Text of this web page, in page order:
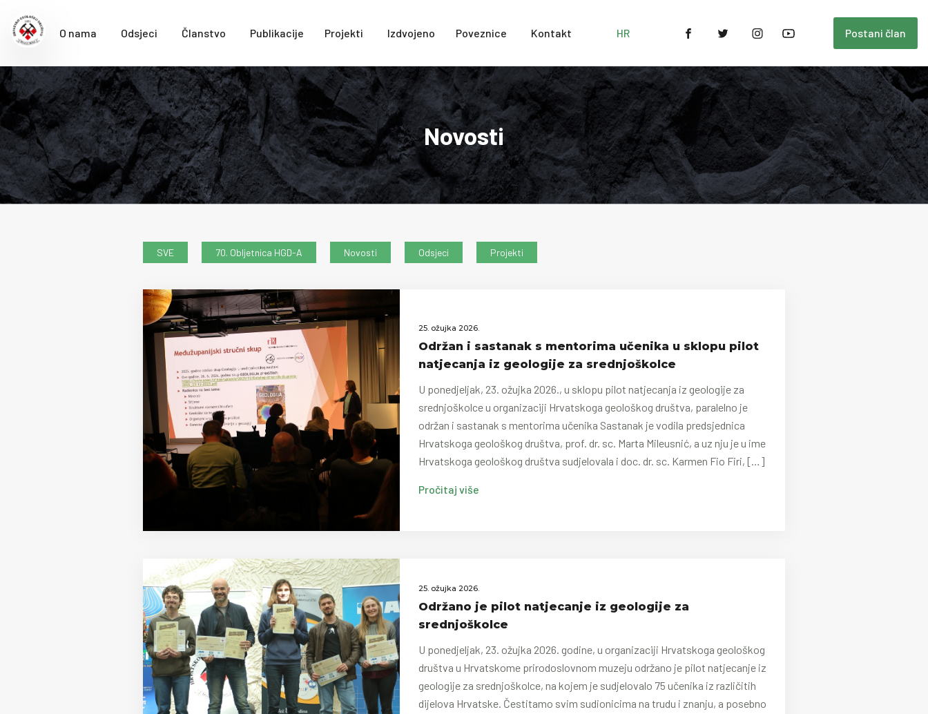
O nama Odsjeci Članstvo Publikacije Projekti Izdvojeno Poveznice Kontakt HR Postani član
Novosti
SVE 70. Obljetnica HGD-A Novosti Odsjeci Projekti
25. ožujka 2026.
Održan i sastanak s mentorima učenika u sklopu pilot
natjecanja iz geologije za srednjoškolce
U ponedjeljak, 23. ožujka 2026., u sklopu pilot natjecanja iz geologije za
srednjoškolce u organizaciji Hrvatskoga geološkog društva, paralelno je
održan i sastanak s mentorima učenika Sastanak je vodila predsjednica
Hrvatskoga geološkog društva, prof. dr. sc. Marta Mileusnić, a uz nju je u ime
Hrvatskoga geološkog društva sudjelovala i doc. dr. sc. Karmen Fio Firi, […]
Pročitaj više
25. ožujka 2026.
Održano je pilot natjecanje iz geologije za
srednjoškolce
U ponedjeljak, 23. ožujka 2026. godine, u organizaciji Hrvatskoga geološkog
društva u Hrvatskome prirodoslovnom muzeju održano je pilot natjecanje iz
geologije za srednjoškolce, na kojem je sudjelovalo 75 učenika iz različitih
dijelova Hrvatske. Čestitamo svim sudionicima na trudu i znanju, a posebno